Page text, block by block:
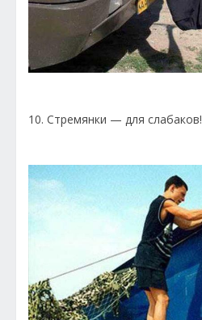
10. Стремянки — для слабаков!